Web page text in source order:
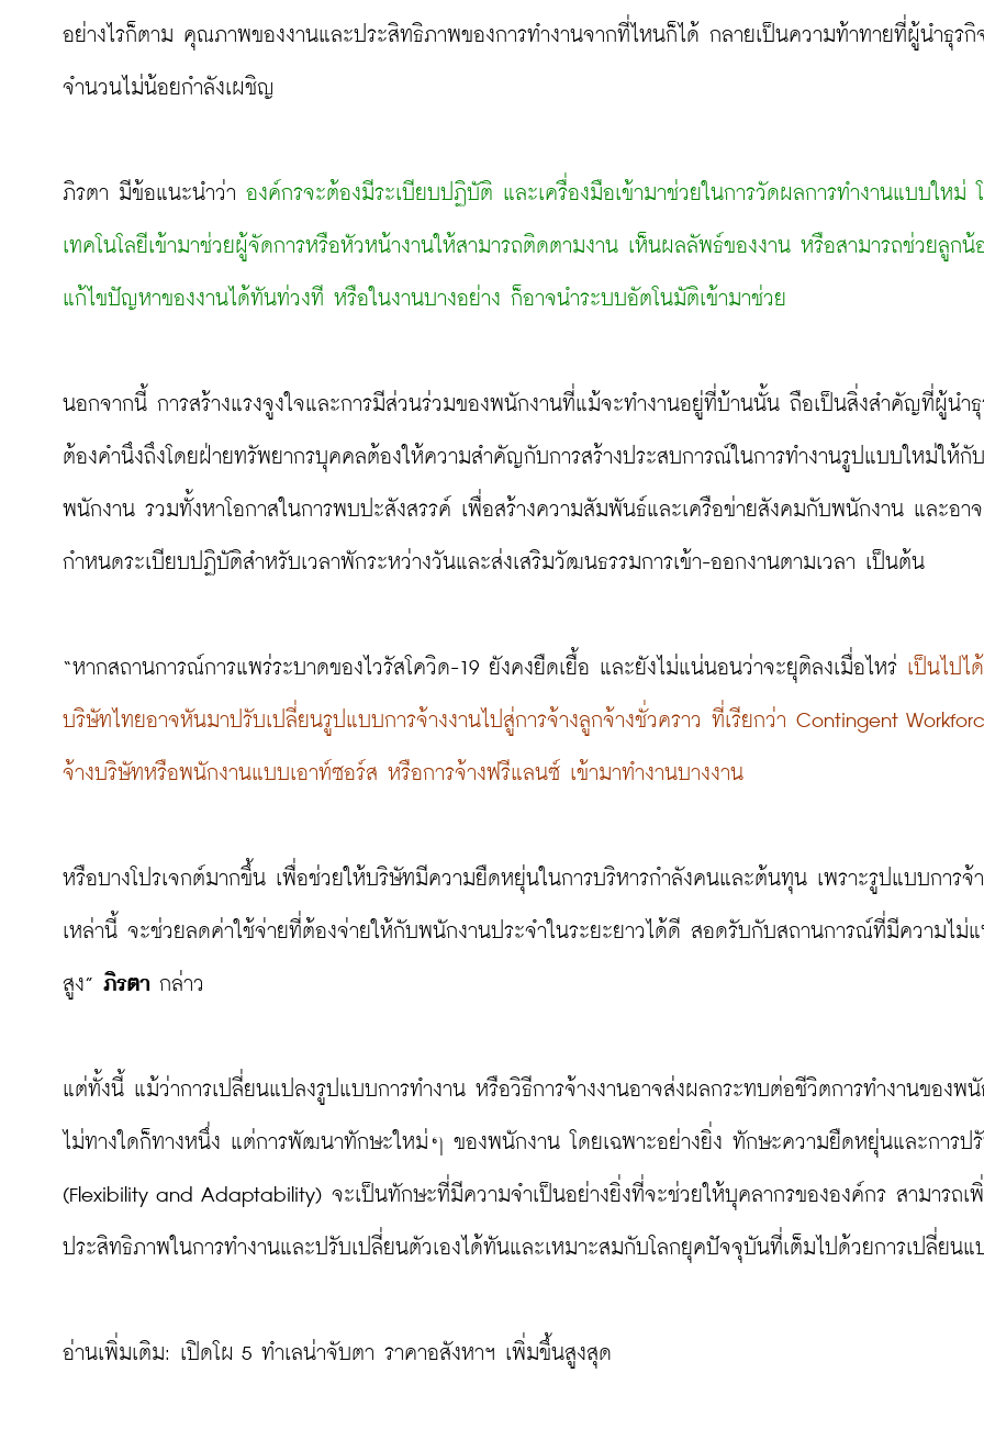
อย่างไรก็ตาม คุณภาพของงานและประสิทธิภาพของการทำงานจากที่ไหนก็ได้ กลายเป็นความท้าทายที่ผู้นำธุรกิ
จำนวนไม่น้อยกำลังเผชิญ
ภิรตา มีข้อแนะนำว่า องค์กรจะต้องมีระเบียบปฏิบัติ และเครื่องมือเข้ามาช่วยในการวัดผลการทำงานแบบใหม่
เทคโนโลยีเข้ามาช่วยผู้จัดการหรือหัวหน้างานให้สามารถติดตามงาน เห็นผลลัพธ์ของงาน หรือสามารถช่วยลูกน้
แก้ไขปัญหาของงานได้ทันท่วงที หรือในงานบางอย่าง ก็อาจนำระบบอัตโนมัติเข้ามาช่วย
นอกจากนี้ การสร้างแรงจูงใจและการมีส่วนร่วมของพนักงานที่แม้จะทำงานอยู่ที่บ้านนั้น ถือเป็นสิ่งสำคัญที่ผู้นำธุ
ต้องคำนึงถึงโดยฝ่ายทรัพยากรบุคคลต้องให้ความสำคัญกับการสร้างประสบการณ์ในการทำงานรูปแบบใหม่ให้กับ
พนักงาน รวมทั้งหาโอกาสในการพบปะสังสรรค์ เพื่อสร้างความสัมพันธ์และเครือข่ายสังคมกับพนักงาน และอา
กำหนดระเบียบปฏิบัติสำหรับเวลาพักระหว่างวันและส่งเสริมวัฒนธรรมการเข้า-ออกงานตามเวลา เป็นต้น
“หากสถานการณ์การแพร่ระบาดของไวรัสโควิด-19 ยังคงยืดเยื้อ และยังไม่แน่นอนว่าจะยุติลงเมื่อไหร่ เป็นไปไ
บริษัทไทยอาจหันมาปรับเปลี่ยนรูปแบบการจ้างงานไปสู่การจ้างลูกจ้างชั่วคราว ที่เรียกว่า Contingent
จ้างบริษัทหรือพนักงานแบบเอาท์ซอร์ส หรือการจ้างฟรีแลนซ์ เข้ามาทำงานบางงาน
หรือบางโปรเจกต์มากขึ้น เพื่อช่วยให้บริษัทมีความยืดหยุ่นในการบริหารกำลังคนและต้นทุน เพราะรูปแบบการจ้
เหล่านี้ จะช่วยลดค่าใช้จ่ายที่ต้องจ่ายให้กับพนักงานประจำในระยะยาวได้ดี สอดรับกับสถานการณ์ที่มีความไม่
สูง” ภิรตา กล่าว
แต่ทั้งนี้ แม้ว่าการเปลี่ยนแปลงรูปแบบการทำงาน หรือวิธีการจ้างงานอาจส่งผลกระทบต่อชีวิตการทำงานของพนั
ไม่ทางใดก็ทางหนึ่ง แต่การพัฒนาทักษะใหม่ๆ ของพนักงาน โดยเฉพาะอย่างยิ่ง ทักษะความยืดหยุ่นและการป
(Flexibility and Adaptability) จะเป็นทักษะที่มีความจำเป็นอย่างยิ่งที่จะช่วยให้บุคลากรขององค์กร สามารถเ
ประสิทธิภาพในการทำงานและปรับเปลี่ยนตัวเองได้ทันและเหมาะสมกับโลกยุคปัจจุบันที่เต็มไปด้วยการเปลี่ยนแ
อ่านเพิ่มเติม: เปิดโผ 5 ทำเลน่าจับตา ราคาอสังหาฯ เพิ่มขึ้นสูงสุด